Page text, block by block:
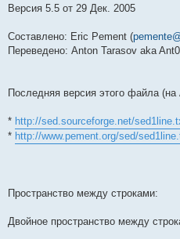
е
н
е
Версия 5.5 от 29 Дек. 2005
Составлено: Eric Pement (
Переведено: Anton Tarasov aka
Последняя версия этого файла (на
* http://sed.sourceforge.net/
* http://www.pement.org/sed/
Пространство между строками:
Двойное пространство между